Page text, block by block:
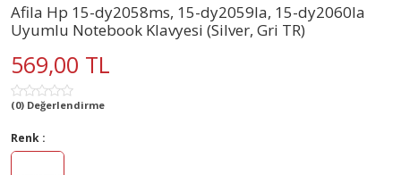
Afila Hp 15-dy2058ms, 15-dy2059la, 15-dy2060la
Uyumlu Notebook Klavyesi (Silver, Gri TR)
569,00 TL
(0) Değerlendirme
Renk :